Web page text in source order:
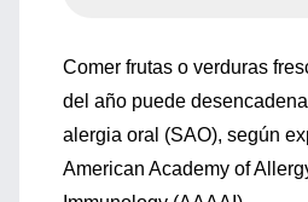
Comer frutas o verduras
del año puede
alergia oral (SAO), según
American Academy of